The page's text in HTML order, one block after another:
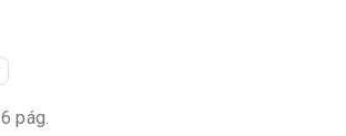
6 pág.